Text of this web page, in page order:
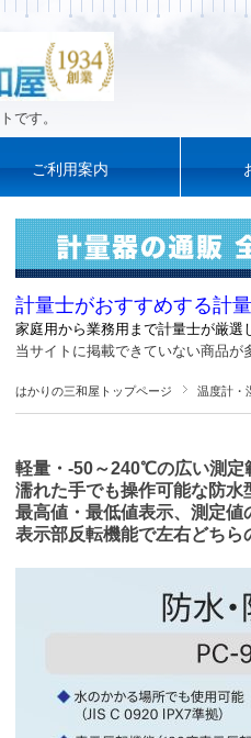
です。
ご利用案内
計量士がおすすめする計
家庭用から業務用まで計量士が厳選
当サイトに掲載できていない商品が
はかりの三和屋トップページ 温度計・
軽量・-50～240℃の広い測定
濡れた手でも操作可能な防水
最高値・最低値表示、測定値
表示部反転機能で左右どちら